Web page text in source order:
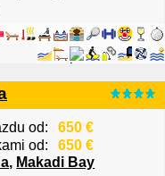
od:
650 €
od:
650 €
, Makadi Bay